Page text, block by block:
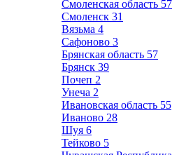
Смоленская область 57
Смоленск 31
Вязьма 4
Сафоново 3
Брянская область 57
Брянск 39
Почеп 2
Унеча 2
Ивановская область 55
Иваново 28
Шуя 6
Тейково 5